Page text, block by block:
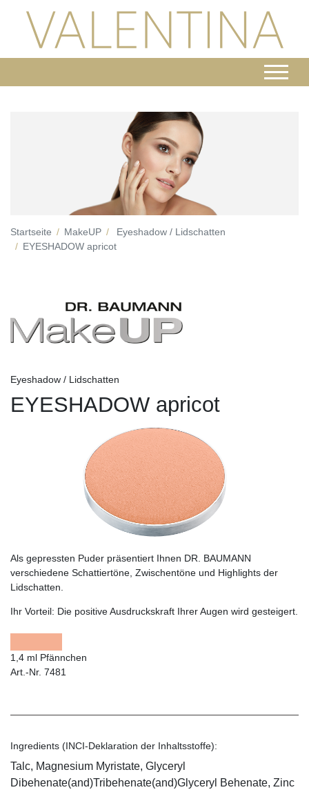
Startseite MakeUP
Eyeshadow / Lidschatten
EYESHADOW apricot
Eyeshadow / Lidschatten
EYESHADOW apricot
Als gepressten Puder präsentiert Ihnen DR. BAUMANN
verschiedene Schattiertöne, Zwischentöne und Highlights der
Lidschatten.
Ihr Vorteil: Die positive Ausdruckskraft Ihrer Augen wird gesteigert.
1,4 ml Pfännchen
Art.-Nr. 7481
Ingredients (INCI-Deklaration der Inhaltsstoffe):
Talc, Magnesium Myristate, Glyceryl
Dibehenate(and)Tribehenate(and)Glyceryl Behenate, Zinc